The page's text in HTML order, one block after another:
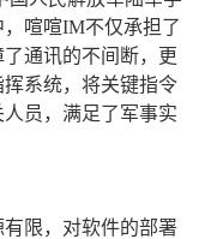
喧喧IM不仅承担了
通讯的不间断，更
系统，将关键指令
员，满足了军事实
限，对软件的部署